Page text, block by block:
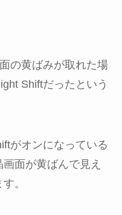
の黄ばみが取れた場
Shiftだったという
がオンになっている
面が黄ばんで見え
。